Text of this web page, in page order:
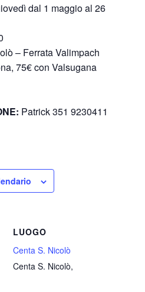
dal 1 maggio al 26
– Ferrata Valimpach
75€ con Valsugana
Patrick 351 9230411
LUOGO
Centa S. Nicolò
Centa S. Nicolò,